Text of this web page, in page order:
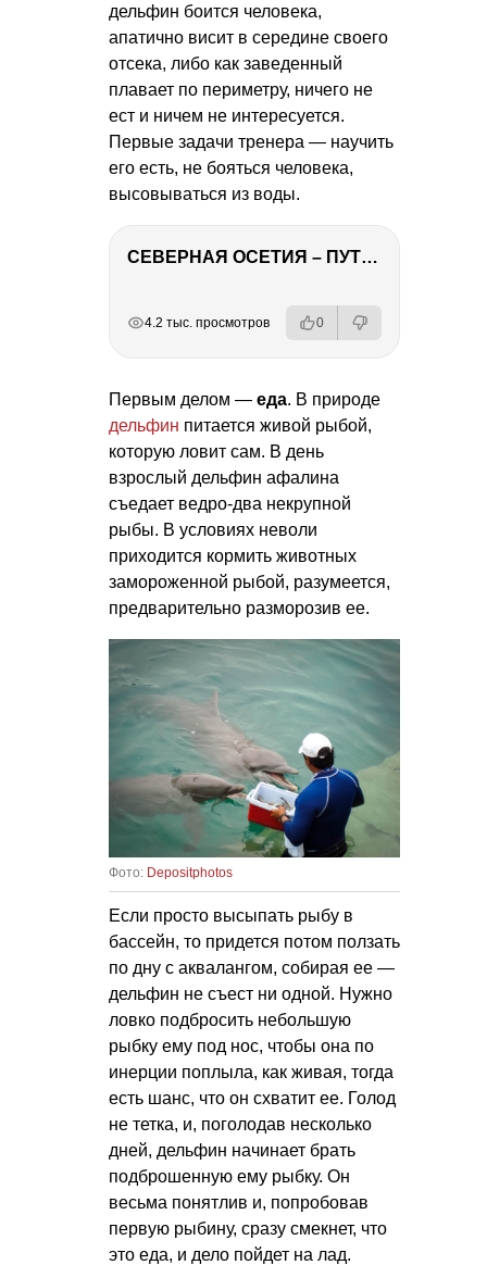
дельфин боится человека,
апатично висит в середине своего
отсека, либо как заведенный
плавает по периметру, ничего не
ест и ничем не интересуется.
Первые задачи тренера — научить
его есть, не бояться человека,
высовываться из воды.
СЕВЕРНАЯ ОСЕТИЯ – ПУТЕШЕСТВИЕ НА КАВКАЗ часть 4
4.2 тыс. просмотров 0
Первым делом — еда. В природе
дельфин питается живой рыбой,
которую ловит сам. В день
взрослый дельфин афалина
съедает ведро-два некрупной
рыбы. В условиях неволи
приходится кормить животных
замороженной рыбой, разумеется,
предварительно разморозив ее.
Фото: Depositphotos
Если просто высыпать рыбу в
бассейн, то придется потом ползать
по дну с аквалангом, собирая ее —
дельфин не съест ни одной. Нужно
ловко подбросить небольшую
рыбку ему под нос, чтобы она по
инерции поплыла, как живая, тогда
есть шанс, что он схватит ее. Голод
не тетка, и, поголодав несколько
дней, дельфин начинает брать
подброшенную ему рыбку. Он
весьма понятлив и, попробовав
первую рыбину, сразу смекнет, что
это еда, и дело пойдет на лад.